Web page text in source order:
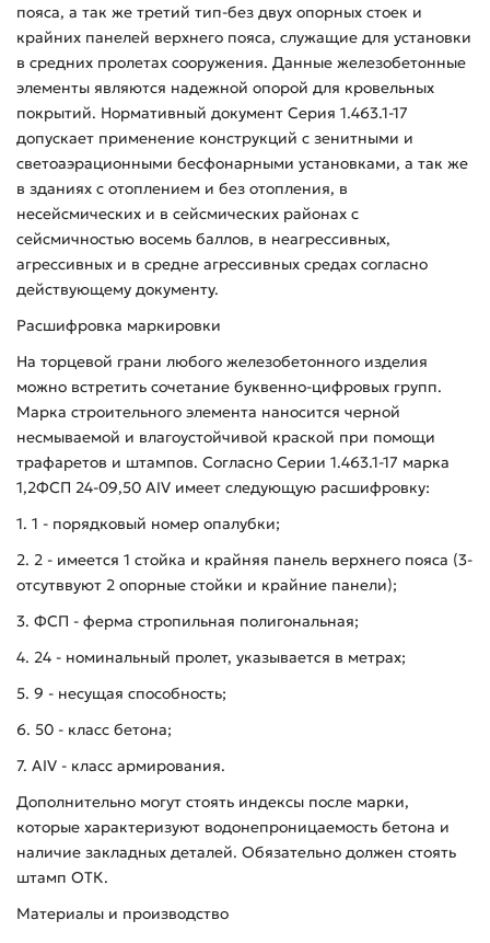
пояса, а так же третий тип-без двух опорных стоек и
крайних панелей верхнего пояса, служащие для установки
в средних пролетах сооружения. Данные железобетонные
элементы являются надежной опорой для кровельных
покрытий. Нормативный документ Серия 1.463.1-17
допускает применение конструкций с зенитными и
светоаэрационными бесфонарными установками, а так же
в зданиях с отоплением и без отопления, в
несейсмических и в сейсмических районах с
сейсмичностью восемь баллов, в неагрессивных,
агрессивных и в средне агрессивных средах согласно
действующему документу.
Расшифровка маркировки
На торцевой грани любого железобетонного изделия
можно встретить сочетание буквенно-цифровых групп.
Марка строительного элемента наносится черной
несмываемой и влагоустойчивой краской при помощи
трафаретов и штампов. Согласно Серии 1.463.1-17 марка
1,2ФСП 24-09,50 АIV имеет следующую расшифровку:
1. 1 - порядковый номер опалубки;
2. 2 - имеется 1 стойка и крайняя панель верхнего пояса (3-
отсутввуют 2 опорные стойки и крайние панели);
3. ФСП - ферма стропильная полигональная;
4. 24 - номинальный пролет, указывается в метрах;
5. 9 - несущая способность;
6. 50 - класс бетона;
7. AIV - класс армирования.
Дополнительно могут стоять индексы после марки,
которые характеризуют водонепроницаемость бетона и
наличие закладных деталей. Обязательно должен стоять
штамп ОТК.
Материалы и производство